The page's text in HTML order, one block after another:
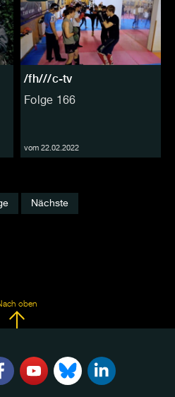
/fh///c-tv
Folge 166
vom 22.02.2022
Nächste
oben